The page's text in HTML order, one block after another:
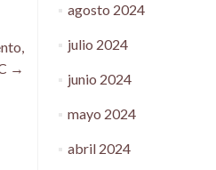
→
agosto 2024
julio 2024
junio 2024
mayo 2024
abril 2024